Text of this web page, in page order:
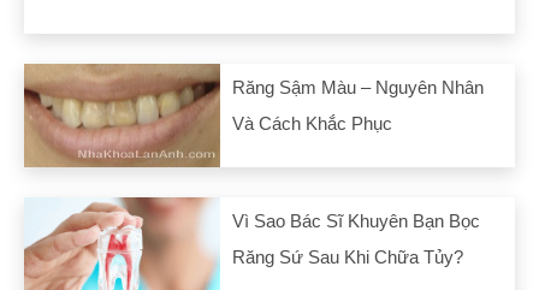
Răng Sậm Màu – Nguyên Nhân
Và Cách Khắc Phục
Vì Sao Bác Sĩ Khuyên Bạn Bọc
Răng Sứ Sau Khi Chữa Tủy?